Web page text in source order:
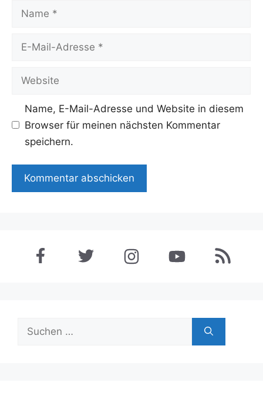
Name
Adresse
Website
Name, E-Mail-Adresse und Website in diesem
Browser für meinen nächsten Kommentar
speichern.
Suchen